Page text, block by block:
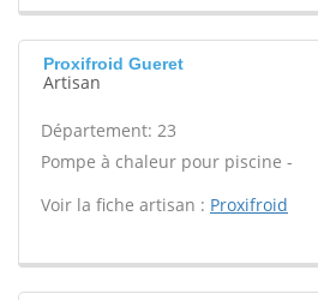
Proxifroid Gueret
Artisan
Département: 23
Pompe à chaleur pour piscine -
Voir la fiche artisan : Proxifroid